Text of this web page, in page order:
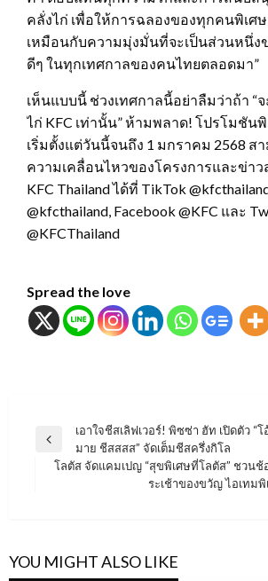
คลั่งไก่ เพื่อให้การฉลองของทุกคนพิเศ
เหมือนกับความมุ่งมั่นที่จะเป็นส่วนหนึ่ง
ดีๆ ในทุกเทศกาลของคนไทยตลอดมา”
เห็นแบบนี้ ช่วงเทศกาลนี้อย่าลืมว่าถ้า “
ไก่ KFC เท่านั้น” ห้ามพลาด! โปรโมชันพิ
เริ่มตั้งแต่วันนี้จนถึง 1 มกราคม 2568 ส
ความเคลื่อนไหวของโครงการและข่าว
KFC Thailand ได้ที่ TikTok
@kfcthailand, Facebook @KFC และ
@KFCThailand
Spread the love
แนะแนว
เรื่อง
Previous
Post
เอาใจชีสเลิฟเวอร์! พิซซ่า ฮัท เปิดตัว “โ
มาย ชีสสสส” จัดเต็มชีสครึ่งกิโล
โลตัส จัดแคมเปญ “สุขพิเศษที่โลตัส” ชวนช้
ระเช้าของขวัญ ไอเทมพิ
YOU MIGHT ALSO LIKE